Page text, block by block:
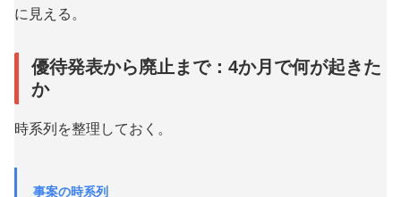
に見える。
優待発表から廃止まで：4か月で何が起きた
か
時系列を整理しておく。
事案の時系列